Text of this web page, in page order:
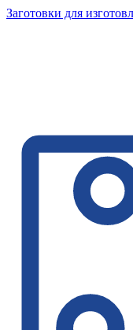
Заготовки для